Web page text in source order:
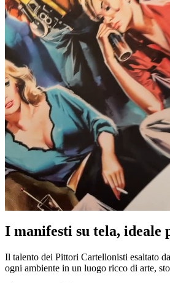
I manifesti su tela, ideale
Il talento dei Pittori Cartellonisti esaltato
ogni ambiente in un luogo ricco di arte,